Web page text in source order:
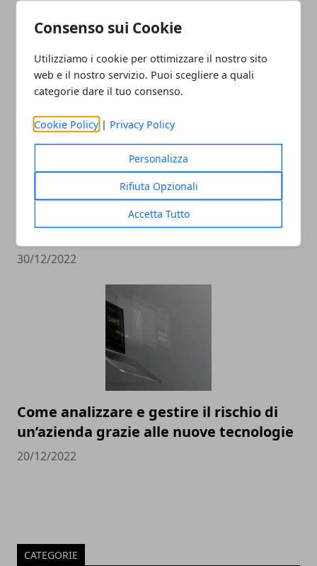
Consenso sui Cookie
Utilizziamo i cookie per ottimizzare il nostro sito
web e il nostro servizio. Puoi scegliere a quali
categorie dare il tuo consenso.
Cookie Policy | Privacy Policy
Personalizza
Rifiuta Opzionali
Accetta Tutto
Il Ruolo dell'Analisi Dati nel Social Media
Marketing
12/12/2024
Pubblicità sui social: come farla e
perché è importante
30/12/2022
Come analizzare e gestire il rischio di
un’azienda grazie alle nuove tecnologie
20/12/2022
CATEGORIE